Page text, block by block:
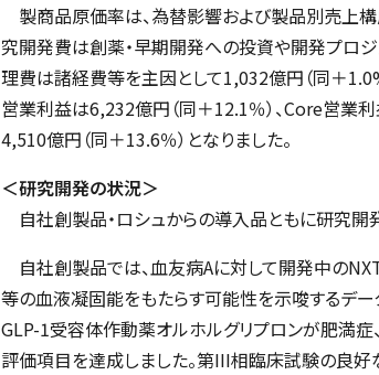
製商品原価率は、為替影響および製品別売上構
究開発費は創薬・早期開発への投資や開発プロ
理費は諸経費等を主因として1,032億円（同＋
営業利益は6,232億円（同＋12.1％）、Core営業
4,510億円（同＋13.6％）となりました。
＜研究開発の状況＞
自社創製品・ロシュからの導入品ともに研究開
自社創製品では、血友病Aに対して開発中の
等の血液凝固能をもたらす可能性を示唆するデー
GLP-1受容体作動薬オルホルグリプロンが肥満症、
評価項目を達成しました。第III相臨床試験の良好